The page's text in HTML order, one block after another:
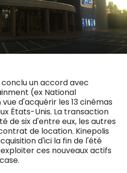
conclu un accord avec
(ex National
d'acquérir les 13 cinémas
États-Unis. La transaction
de six d'entre eux, les autres
de location. Kinepolis
d'ici la fin de l'été
ces nouveaux actifs
DIGITAL :
MM e - News
MM Brunch
MM Tech
MM Best of
Research
MM Blue
MM Magazine
(digital)